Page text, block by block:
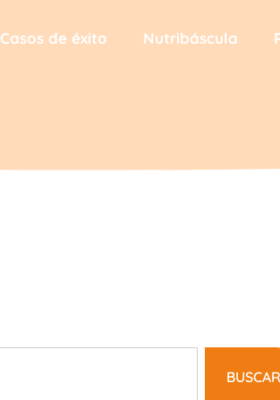
Casos de éxito Nutribáscula
BUSCAR